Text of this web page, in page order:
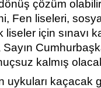
çözüm
Fen liseleri,
için sınavı
kalmış
uykuları kaçacak